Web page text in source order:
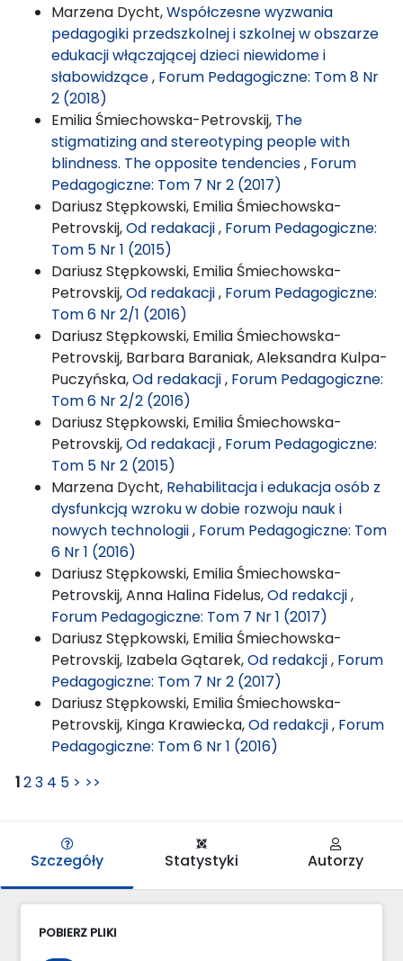
Marzena Dycht,Współczesne wyzwania
pedagogiki przedszkolnej i szkolnej w obszarze
edukacji włączającej dzieci niewidome i
słabowidzące, Forum Pedagogiczne: Tom 8 Nr
2 (2018)
Emilia Śmiechowska-Petrovskij, The
stigmatizing and stereotyping people with
blindness. The opposite tendencies, Forum
Pedagogiczne: Tom 7 Nr 2 (2017)
Dariusz Stępkowski, Emilia Śmiechowska-
Petrovskij,Od redakacji, Forum Pedagogiczne:
Tom 5 Nr 1 (2015)
Dariusz Stępkowski, Emilia Śmiechowska-
Petrovskij,Od redakacji, Forum Pedagogiczne:
Tom 6 Nr 2/1 (2016)
Dariusz Stępkowski, Emilia Śmiechowska-
Petrovskij, Barbara Baraniak, Aleksandra Kulpa-
Puczyńska,Od redakacji, Forum Pedagogiczne:
Tom 6 Nr 2/2 (2016)
Dariusz Stępkowski, Emilia Śmiechowska-
Petrovskij,Od redakacji, Forum Pedagogiczne:
Tom 5 Nr 2 (2015)
Marzena Dycht, Rehabilitacja i edukacja osób z
dysfunkcją wzroku w dobie rozwoju nauk i
nowych technologii, Forum Pedagogiczne: Tom
6 Nr 1 (2016)
Dariusz Stępkowski, Emilia Śmiechowska-
Petrovskij, Anna Halina Fidelus,Od redakcji,
Forum Pedagogiczne: Tom 7 Nr 1 (2017)
Dariusz Stępkowski, Emilia Śmiechowska-
Petrovskij, Izabela Gątarek,Od redakcji, Forum
Pedagogiczne: Tom 7 Nr 2 (2017)
Dariusz Stępkowski, Emilia Śmiechowska-
Petrovskij, Kinga Krawiecka,Od redakcji, Forum
Pedagogiczne: Tom 6 Nr 1 (2016)
123 4 5 > >>
Szczegóły Statystyki Autorzy
POBIERZ PLIKI